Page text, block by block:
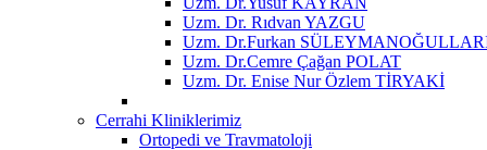
Uzm. Dr. Rıdvan YAZGU
Uzm. Dr.Furkan
Uzm. Dr.Cemre Çağan POLAT
Uzm. Dr. Enise Nur Özlem TİRYAKİ
Cerrahi Kliniklerimiz
Ortopedi ve Travmatoloji